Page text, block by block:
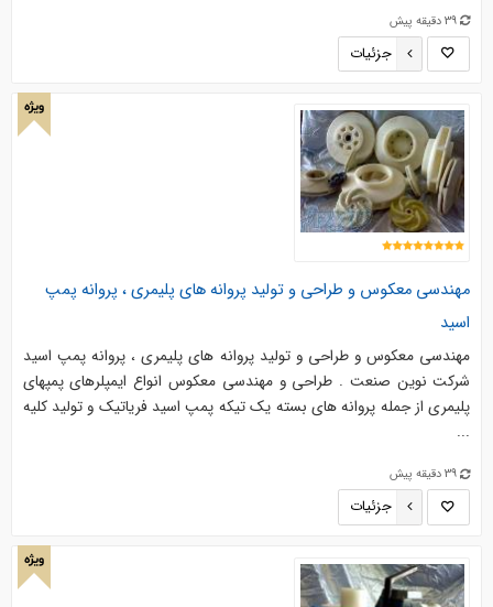
39 دقیقه پیش
جزئیات
ویژه
مهندسی معکوس و طراحی و تولید پروانه های پلیمری ، پروانه پمپ
اسید
مهندسی معکوس و طراحی و تولید پروانه های پلیمری ، پروانه پمپ اسید
شرکت نوین صنعت . طراحی و مهندسی معکوس انواع ایمپلرهای پمپهای
پلیمری از جمله پروانه های بسته یک تیکه پمپ اسید فریاتیک و تولید کلیه
...
39 دقیقه پیش
جزئیات
ویژه